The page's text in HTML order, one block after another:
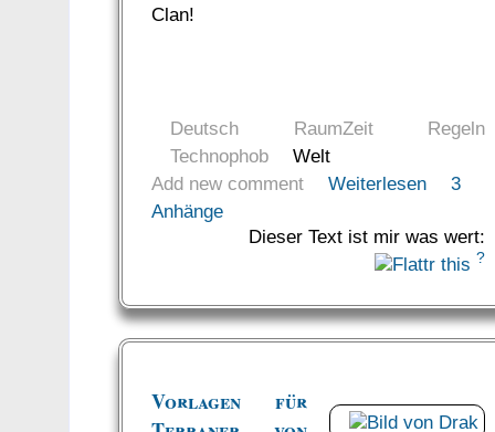
Clan!
Deutsch RaumZeit
Regeln
Technophob
Welt
Add new comment
Weiterlesen
3
Anhänge
Dieser Text ist mir was wert:
?
Vorlagen für